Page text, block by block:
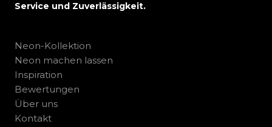
Service und Zuverlässigkeit.
Neon-Kollektion
Neon machen lassen
Inspiration
Bewertungen
Über uns
Kontakt